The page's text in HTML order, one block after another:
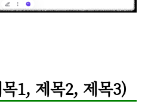
1, 제목2, 제목3)